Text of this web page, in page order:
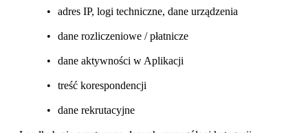
adres IP, logi techniczne, dane urządzenia
dane rozliczeniowe / płatnicze
dane aktywności w Aplikacji
treść korespondencji
dane rekrutacyjne